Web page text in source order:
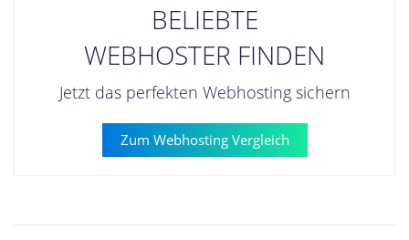
BELIEBTE
WEBHOSTER FINDEN
Jetzt das perfekten Webhosting sichern
Zum Webhosting Vergleich